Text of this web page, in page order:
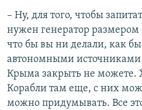
– Ну, для того, чтобы
нужен генератор размером
что бы вы ни делали, как
автономными источниками
Крыма закрыть не можете.
Корабли там еще, с них
можно придумывать. Все